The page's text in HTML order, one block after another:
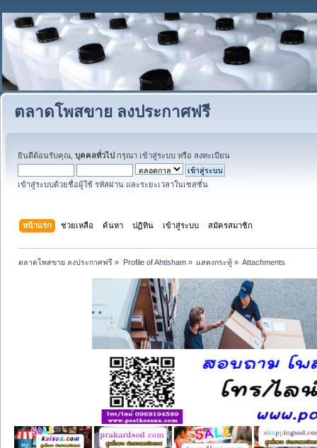
ตลาดโพสขาย ลงประกาศฟรี
ยินดีต้อนรับคุณ, บุคคลทั่วไป กรุณา เข้าสู่ระบบ หรือ ลงทะเบียน
เข้าสู่ระบบด้วยชื่อผู้ใช้ รหัสผ่าน และระยะเวลาในเซสชั่น
หน้าแรก ช่วยเหลือ ค้นหา ปฏิทิน เข้าสู่ระบบ สมัครสมาชิก
ตลาดโพสขาย ลงประกาศฟรี » Profile of Ahtisham» แสดงกระทู้» Attachments